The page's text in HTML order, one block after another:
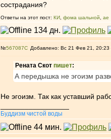
сострадания?
Ответы на этот пост: КИ фома шальной ae
№567087 Добавлено: Вс 21 Фев 21, 20:23
Рената Скот пишет:
А передышка не эгоизм
Не эгоизм. Так как уставший
Буддизм чистой воды